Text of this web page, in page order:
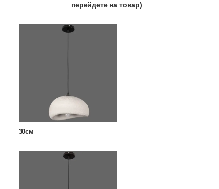
перейдете на товар):
30см